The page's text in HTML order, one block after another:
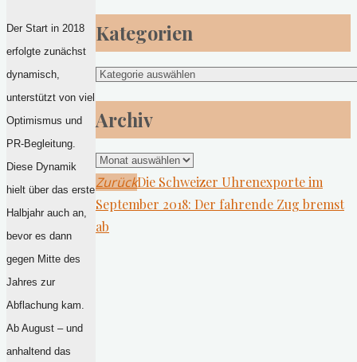
Der Start in 2018
erfolgte zunächst
dynamisch,
unterstützt von viel
Optimismus und
PR-Begleitung.
Diese Dynamik
hielt über das erste
Halbjahr auch an,
bevor es dann
gegen Mitte des
Jahres zur
Abflachung kam.
Ab August – und
anhaltend das
Kategorien
Kategorien
Archiv
Archiv
ZurückDie Schweizer Uhrenexporte im
September 2018: Der fahrende Zug bremst
ab